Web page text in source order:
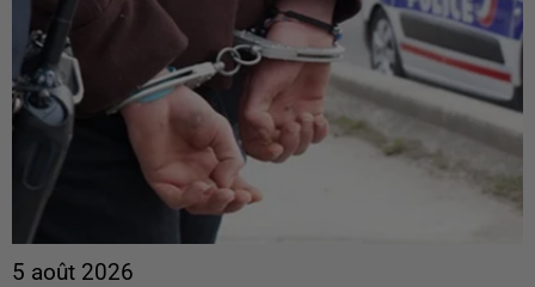
5 août 2026